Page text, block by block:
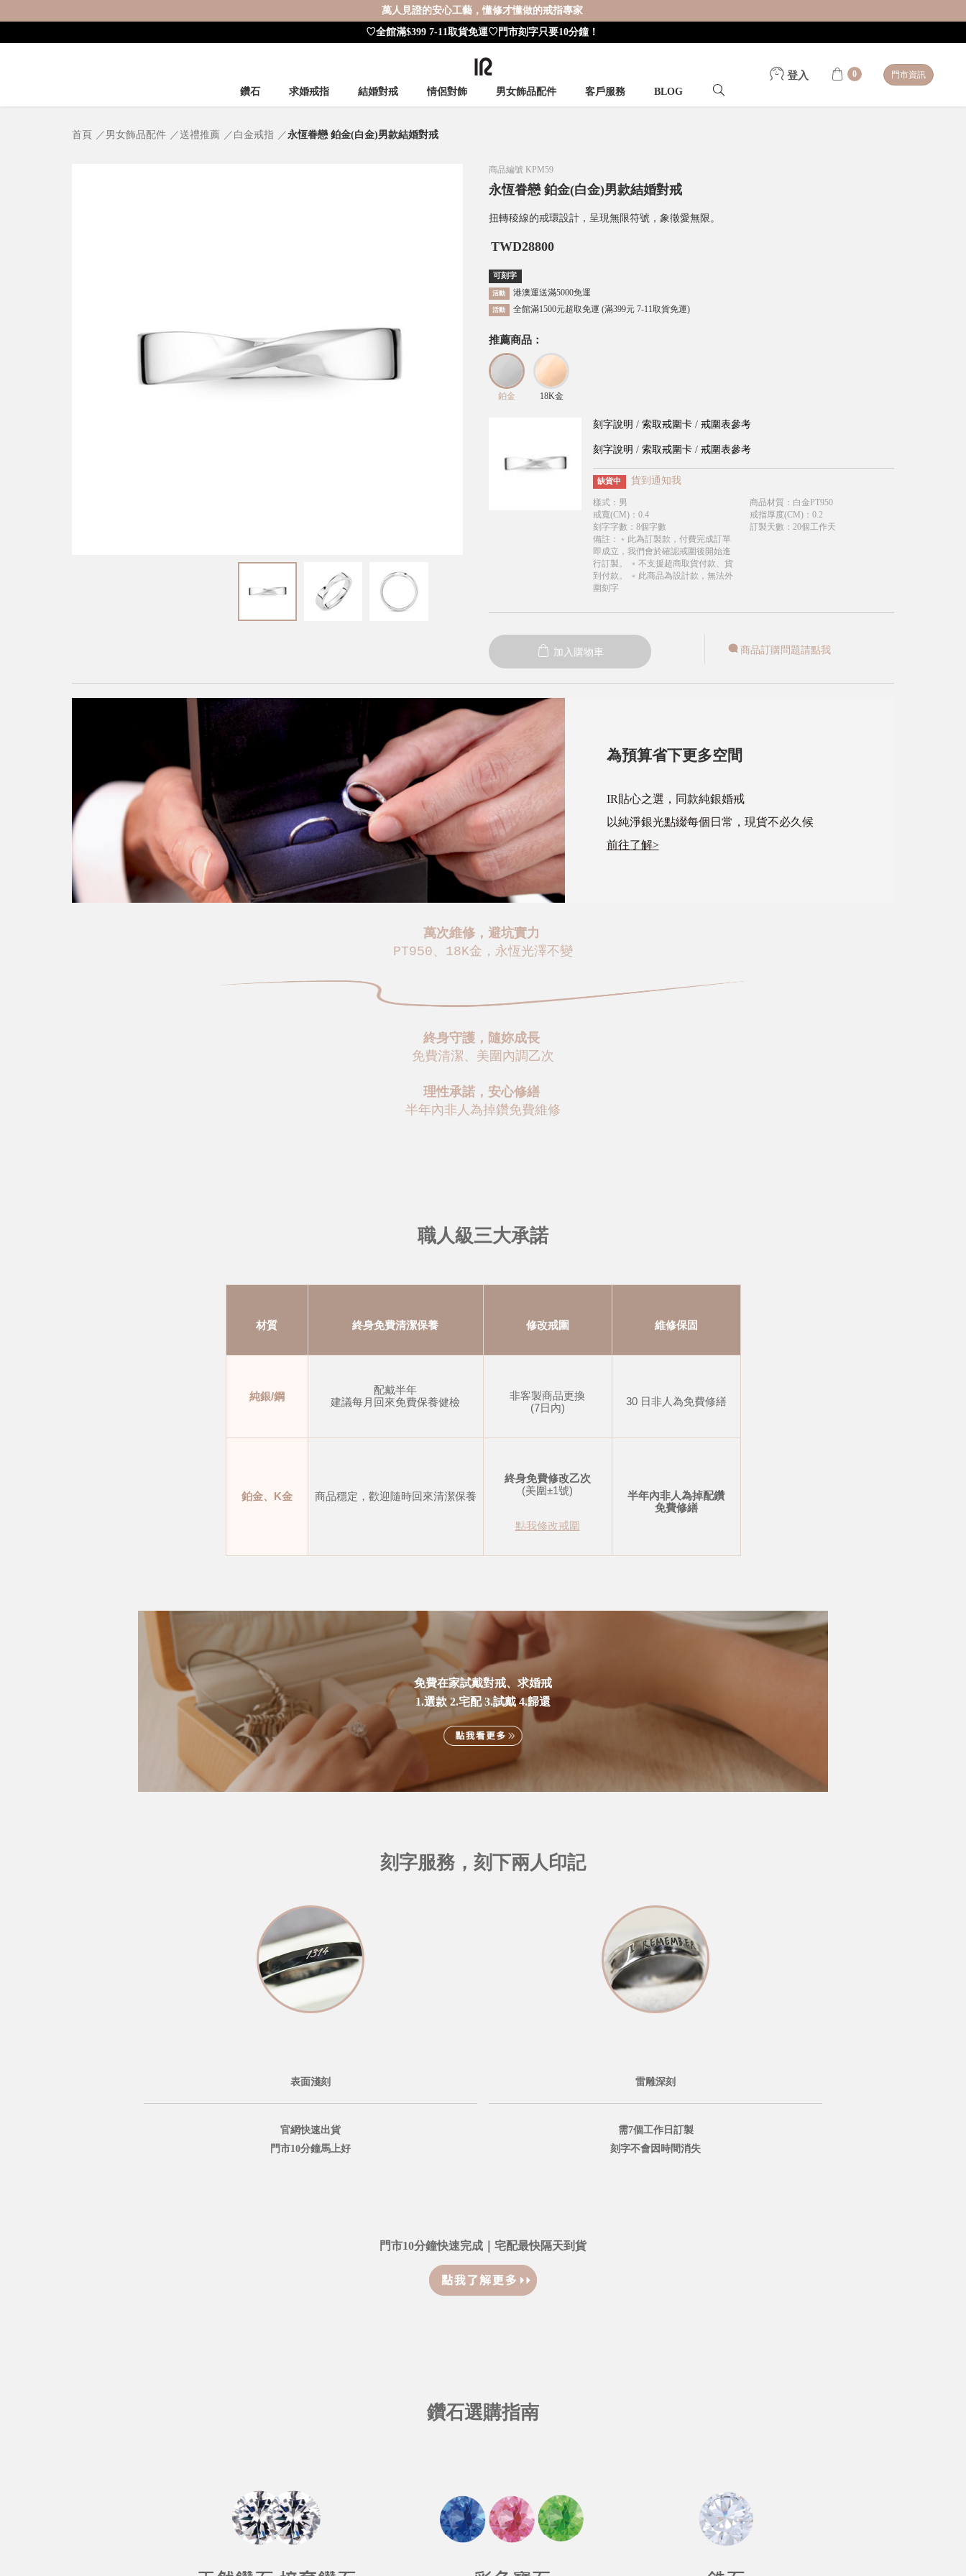
萬人見證的安心工藝，懂修才懂做的戒指專家
♡全館滿$399 7-11取貨免運♡門市刻字只要10分鐘！
鑽石 求婚戒指 結婚對戒 情侶對飾 男女飾品配件 客戶服務 BLOG
登入 0 門市資訊
首頁 男女飾品配件 送禮推薦 白金戒指 永恆眷戀 鉑金(白金)男款結婚對戒
商品編號 KPM59
永恆眷戀 鉑金(白金)男款結婚對戒
扭轉稜線的戒環設計，呈現無限符號，象徵愛無限。
TWD28800
可刻字
活動 港澳運送滿5000免運
活動 全館滿1500元超取免運 (滿399元 7-11取貨免運)
推薦商品：
鉑金 18K金
刻字說明 / 索取戒圍卡 / 戒圍表參考
刻字說明 / 索取戒圍卡 / 戒圍表參考
缺貨中 貨到通知我
樣式 ： 男 商品材質 ： 白金PT950
戒寬(CM) ： 0.4 戒指厚度(CM)： 0.2
刻字字數 ： 8個字數 訂製天數 ： 20個工作天
備註 ：
﹡此為訂製款，付費完成訂單
即成立，我們會於確認戒圍後開始進
行訂製。 ﹡不支援超商取貨付款、貨
到付款。 ﹡此商品為設計款，無法外
圍刻字
加入購物車 商品訂購問題請點我
為預算省下更多空間
IR貼心之選，同款純銀婚戒
以純淨銀光點綴每個日常，現貨不必久候
前往了解>
萬次維修，避坑實力
PT950、18K金，永恆光澤不變
終身守護，隨妳成長
免費清潔、美圍內調乙次
理性承諾，安心修繕
半年內非人為掉鑽免費維修
職人級三大承諾
材質 終身免費清潔保養 修改戒圍 維修保固
純銀/鋼
配戴半年
建議每月回來免費保養健檢
非客製商品更換
(7日內)
30 日非人為免費修繕
鉑金、K金 商品穩定，歡迎隨時回來清潔保養
終身免費修改乙次
(美圍±1號)
點我修改戒圍
半年內非人為掉配鑽
免費修繕
免費在家試戴對戒、求婚戒
1.選款 2.宅配 3.試戴 4.歸還
刻字服務，刻下兩人印記
表面淺刻
官網快速出貨
門市10分鐘馬上好
雷雕深刻
需7個工作日訂製
刻字不會因時間消失
門市10分鐘快速完成｜宅配最快隔天到貨
鑽石選購指南